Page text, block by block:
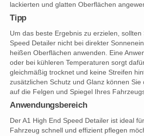
lackierten und glatten Oberflächen
Tipp
Um das beste Ergebnis zu erzielen, sollten
Speed Detailer nicht bei direkter
heißen Oberflächen anwenden. Eine
oder bei kühleren Temperaturen sorgt
gleichmäßig trocknet und keine Streifen
zusätzlichen Schutz und Glanz können Sie
auf die Felgen und Spiegel Ihres
Anwendungsbereich
Der A1 High End Speed Detailer ist ideal
Fahrzeug schnell und effizient pflegen